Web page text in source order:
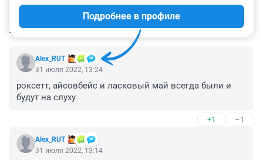
КОММЕНТАРИИ 18
Alex_RUT
Подробнее в профиле
31 июля 2022, 13:24
роксетт, айсовбейс и ласковый май всегда были и
будут на слуху
+1 –1
Alex_RUT
31 июля 2022, 13:14